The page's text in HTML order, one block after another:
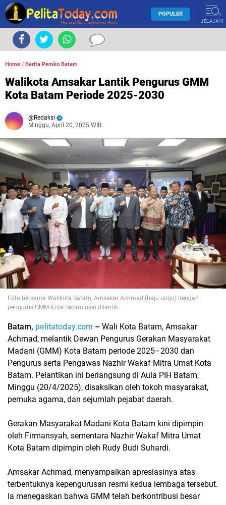
POPULER
JELAJAHI
Home / Berita Pemko Batam
Walikota Amsakar Lantik Pengurus GMM
Kota Batam Periode 2025-2030
Redaksi
Minggu, April 20, 2025 WIB
Foto bersama Walikota Batam, Amsakar Achmad (baju ungu) dengan
pengurus GMM Kota Batam usai dilantik.
Batam, pelitatoday.com – Wali Kota Batam, Amsakar
Achmad, melantik Dewan Pengurus Gerakan Masyarakat
Madani (GMM) Kota Batam periode 2025–2030 dan
Pengurus serta Pengawas Nazhir Wakaf Mitra Umat Kota
Batam. Pelantikan ini berlangsung di Aula PIH Batam,
Minggu (20/4/2025), disaksikan oleh tokoh masyarakat,
pemuka agama, dan sejumlah pejabat daerah.
Gerakan Masyarakat Madani Kota Batam kini dipimpin
oleh Firmansyah, sementara Nazhir Wakaf Mitra Umat
Kota Batam dipimpin oleh Rudy Budi Suhardi.
Amsakar Achmad, menyampaikan apresiasinya atas
terbentuknya kepengurusan resmi kedua lembaga tersebut.
Ia menegaskan bahwa GMM telah berkontribusi besar